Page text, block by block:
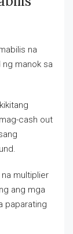
na
manok sa
cash out
na multiplier
ang mga
paparating